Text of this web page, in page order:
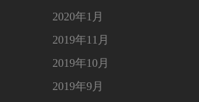
2020年1月
2019年11月
2019年10月
2019年9月